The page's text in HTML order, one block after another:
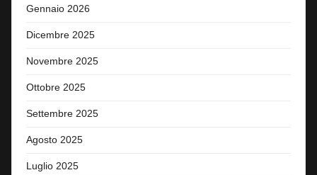
Gennaio 2026
Dicembre 2025
Novembre 2025
Ottobre 2025
Settembre 2025
Agosto 2025
Luglio 2025